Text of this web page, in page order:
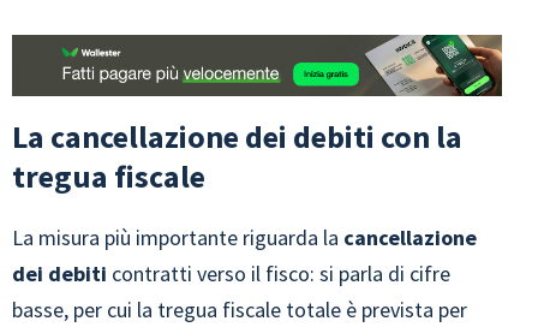
La cancellazione dei debiti con la
tregua fiscale
La misura più importante riguarda la cancellazione
dei debiti contratti verso il fisco: si parla di cifre
basse, per cui la tregua fiscale totale è prevista per